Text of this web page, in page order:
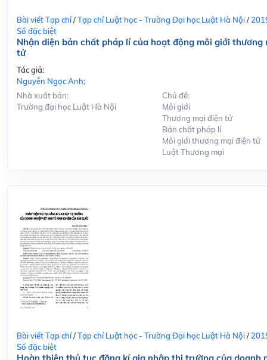
Bài viết Tạp chí/Tạp chí Luật học - Trường Đại học Luật Hà Nội/
Số đặc biệt
Nhận diện bản chất pháp lí của hoạt động môi giới thương
tử
Tác giả:
Nguyễn Ngọc Anh;
Nhà xuất bản:
Trường đại học Luật Hà Nội
Chủ đề:
Môi giới
Thương mại điện tử
Bản chất pháp lí
Môi giới thương mại điện tử
Luật Thương mại
Bài viết Tạp chí/Tạp chí Luật học - Trường Đại học Luật Hà Nội/
Số đặc biệt